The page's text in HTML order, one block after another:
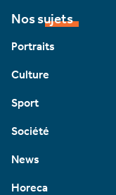
Nos sujets
Portraits
Culture
Sport
Société
News
Horeca